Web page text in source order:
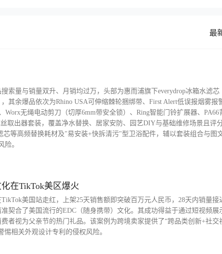
最
索量与销量双升、月销均过万，头部为惠而浦旗下everydrop冰箱水滤芯
其余爆品依次为Rhino USA可伸缩棘轮捆绑带、First Alert低误报烟雾报
Worx无绳电动剪刀（切厚6mm带安全锁）、Ring智能门铃扩展器、PA66
取出器套装，覆盖净水替换、居家安防、园艺DIY与基础维修场景且评
等高频替换耗材及"易安装+快拆清污"型卫浴配件，辅以套装组合与图
险。
在TikTok美区爆火
美国站走红，上架25天销售额即突破百万元人民币，28天内销量接
契合了美国流行的EDC（随身携带）文化。其成功得益于通过短视频展
者视为父亲节的热门礼品。该案例为跨境卖家提供了“跨品类创新+社交
相关外观设计专利的侵权风险。